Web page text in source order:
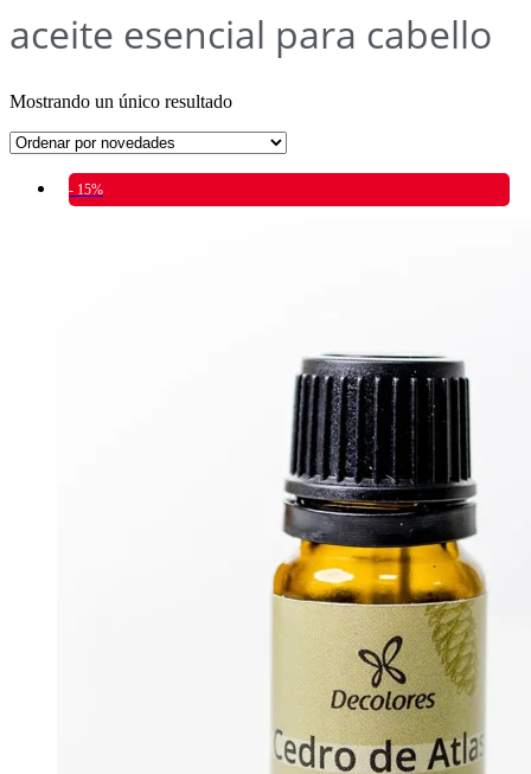
aceite esencial para cabello
Mostrando un único resultado
- 15%